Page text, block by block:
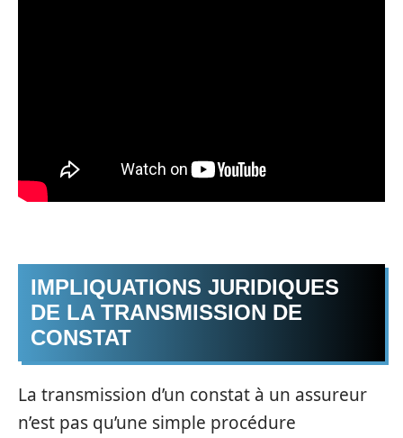
IMPLIQUATIONS JURIDIQUES
DE LA TRANSMISSION DE
CONSTAT
La transmission d’un constat à un assureur
n’est pas qu’une simple procédure